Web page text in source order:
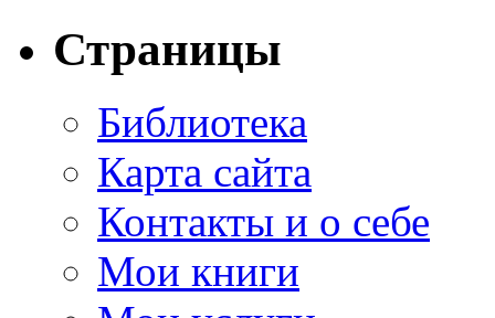
Страницы
Библиотека
Карта сайта
Контакты и о себе
Мои книги